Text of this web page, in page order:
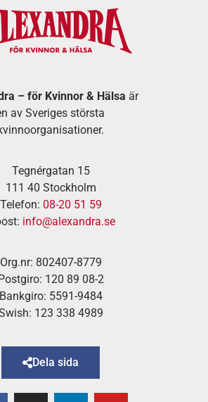
– för Kvinnor & Hälsa är
av Sveriges största
Tegnérgatan 15
111 40 Stockholm
Telefon: 08-20 51 59
info@alexandra.se
Org.nr: 802407-8779
Postgiro: 120 89 08-2
Bankgiro: 5591-9484
123 338 4989
Dela sida